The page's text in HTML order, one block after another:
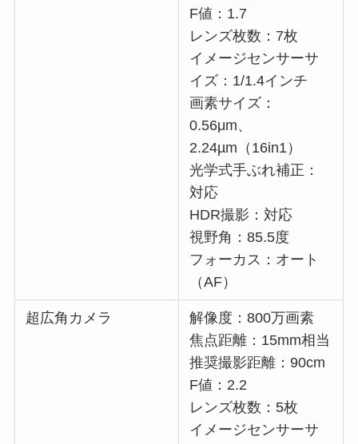
F値：1.7
レンズ枚数：7枚
イメージセンサーサ
イズ：1/1.4インチ
画素サイズ：
0.56μm、
2.24µm（16in1）
光学式手ぶれ補正：
対応
HDR撮影：対応
視野角：85.5度
フォーカス：オート
（AF）
超広角カメラ
解像度：800万画素
焦点距離：15mm相当
推奨撮影距離：90cm
F値：2.2
レンズ枚数：5枚
イメージセンサーサ